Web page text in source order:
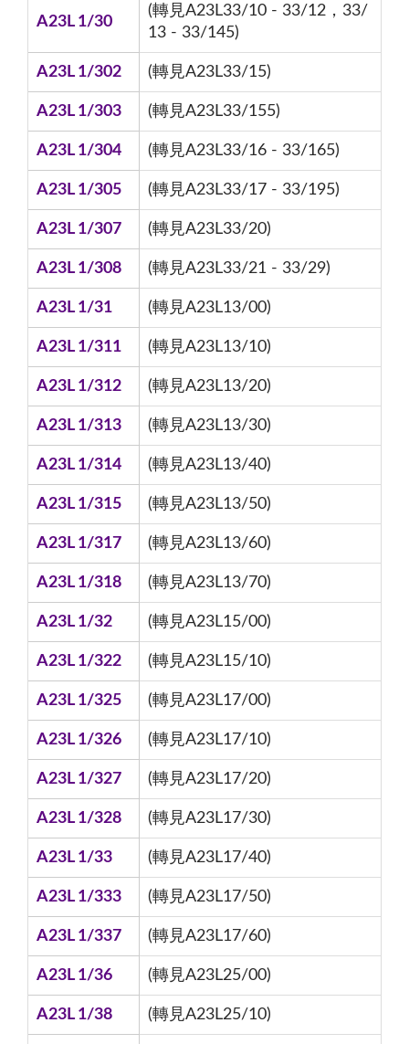
A23L 1/30
(轉見A23L33/10 - 33/12，33/
13 - 33/145)
A23L 1/302 (轉見A23L33/15)
A23L 1/303 (轉見A23L33/155)
A23L 1/304 (轉見A23L33/16 - 33/165)
A23L 1/305 (轉見A23L33/17 - 33/195)
A23L 1/307 (轉見A23L33/20)
A23L 1/308 (轉見A23L33/21 - 33/29)
A23L 1/31 (轉見A23L13/00)
A23L 1/311 (轉見A23L13/10)
A23L 1/312 (轉見A23L13/20)
A23L 1/313 (轉見A23L13/30)
A23L 1/314 (轉見A23L13/40)
A23L 1/315 (轉見A23L13/50)
A23L 1/317 (轉見A23L13/60)
A23L 1/318 (轉見A23L13/70)
A23L 1/32 (轉見A23L15/00)
A23L 1/322 (轉見A23L15/10)
A23L 1/325 (轉見A23L17/00)
A23L 1/326 (轉見A23L17/10)
A23L 1/327 (轉見A23L17/20)
A23L 1/328 (轉見A23L17/30)
A23L 1/33 (轉見A23L17/40)
A23L 1/333 (轉見A23L17/50)
A23L 1/337 (轉見A23L17/60)
A23L 1/36 (轉見A23L25/00)
A23L 1/38 (轉見A23L25/10)